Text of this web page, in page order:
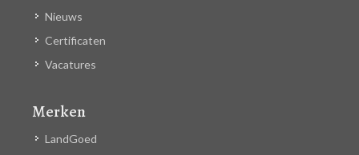
Nieuws
Certificaten
Vacatures
Merken
LandGoed